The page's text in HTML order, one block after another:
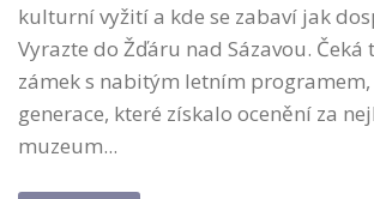
kulturní vyžití a kde se zabaví jak
Vyrazte do Žďáru nad Sázavou. Čeká
zámek s nabitým letním
generace, které získalo ocenění za
muzeum...